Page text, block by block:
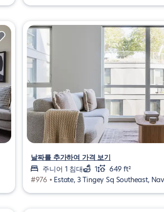
날짜를 추가하여 가격 보기
주니어 1 침대
1
649 ft²
#976 • Estate, 3 Tingey Sq Southeast,